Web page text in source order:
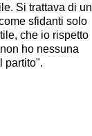
Si trattava di un
sfidanti solo
che io rispetto
ho nessuna
partito".